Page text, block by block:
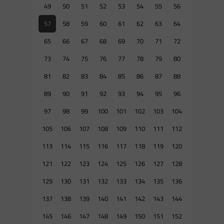
49 50 51 52 53 54 55
56
57
58 59 60 61 62 63
64
65
66 67 68 69 70 71
72
73
74 75 76 77 78 79
80
81
82 83 84 85 86 87
88
89
90 91 92 93 94 95
96
97
98 99 100 101 102 103
104
105
106 107 108 109 110 111
112
113
114 115 116 117 118 119
120
121
122 123 124 125 126 127
128
129
130 131 132 133 134 135
136
137
138 139 140 141 142 143
144
145
146 147 148 149 150 151 152